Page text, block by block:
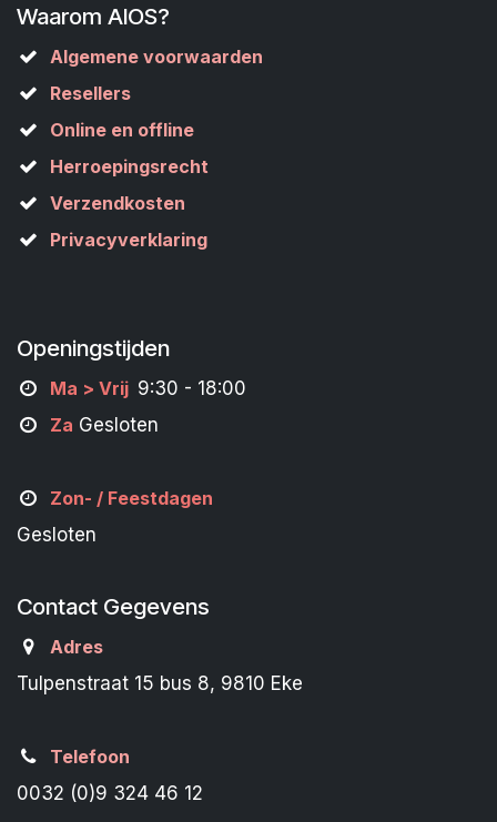
Waarom AIOS?
Algemene voorwaarden
Resellers
Online en offline
Herroepingsrecht
Verzendkosten
Privacyverklaring
Openingstijden
Ma > Vrij 9:30 - 18:00
Za Gesloten
Zon- / Feestdagen
Gesloten
Contact Gegevens
Adres
Tulpenstraat 15 bus 8, 9810 Eke
Telefoon
0032 (0)9 324 46 12